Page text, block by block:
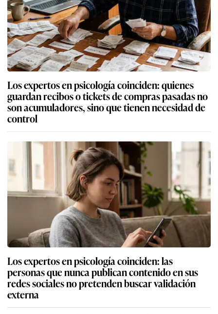
Los expertos en psicología coinciden: quienes
guardan recibos o tickets de compras pasadas no
son acumuladores, sino que tienen necesidad de
control
Los expertos en psicología coinciden: las
personas que nunca publican contenido en sus
redes sociales no pretenden buscar validación
externa